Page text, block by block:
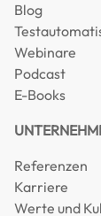
Blog
Webinare
Podcast
E-Books
Referenzen
Karriere
Werte und